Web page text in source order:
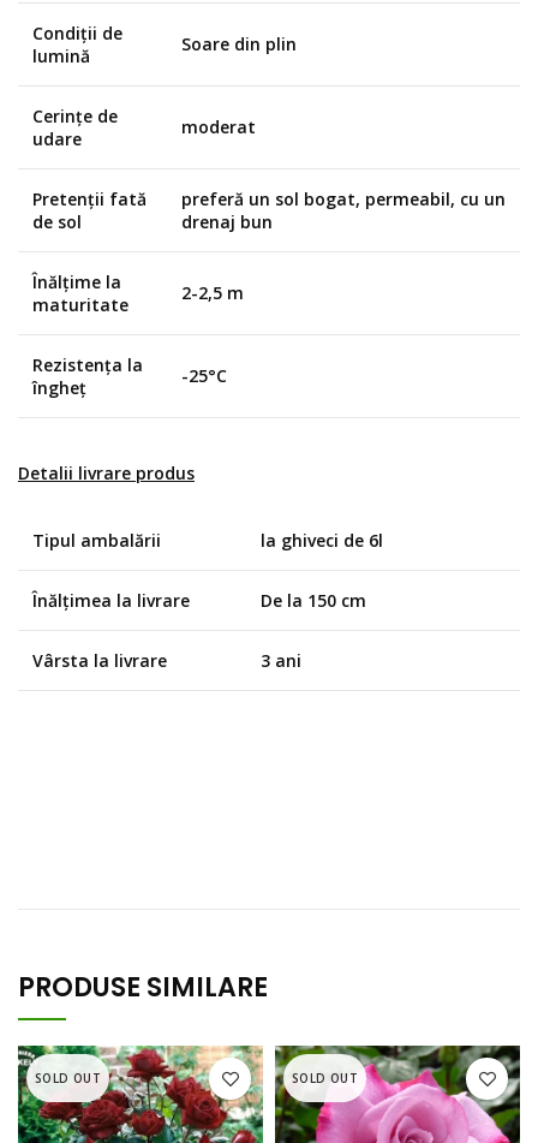
Condiții de
lumină
Soare din plin
Cerințe de
udare
moderat
Pretenții fată
de sol
preferă un sol bogat, permeabil, cu un
drenaj bun
Înălțime la
maturitate
2-2,5 m
Rezistența la
îngheț
-25°C
Detalii livrare produs
Tipul ambalării la ghiveci de 6l
Înălțimea la livrare De la 150 cm
Vârsta la livrare 3 ani
PRODUSE SIMILARE
SOLD OUT SOLD OUT